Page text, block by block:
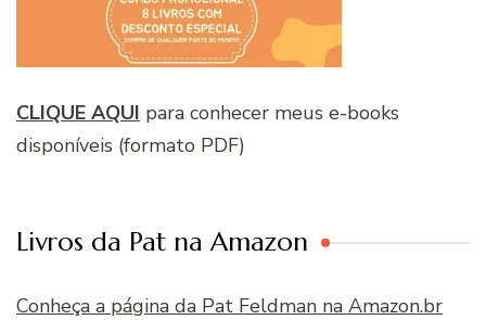
CLIQUE AQUI para conhecer meus e-books
disponíveis (formato PDF)
Livros da Pat na Amazon
Conheça a página da Pat Feldman na Amazon.br